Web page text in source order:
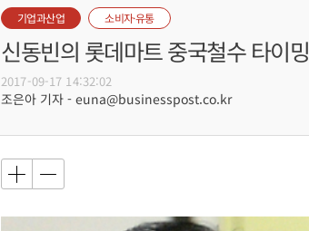
기업과산업 소비자·유통
신동빈의 롯데마트 중국철수 타이
2017-09-17 14:32:02
조은아 기자 - euna@businesspost.co.kr